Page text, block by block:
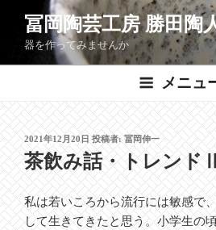
ン
へ
ス
キ
ッ
プ
冨岡陶芸工房 勝田陶
器を作ってみませんか
メニュ
投
稿
日:
2021年12月20日投稿者:冨岡伸一
茶飲み話・トレンド
私は若いころから流行には敏感で
して生きてきたと思う。小学生の